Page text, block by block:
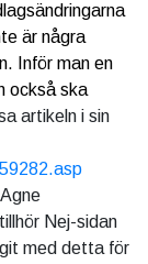
är några
Inför man en
också ska
artikeln i sin
Nej-sidan
med detta för